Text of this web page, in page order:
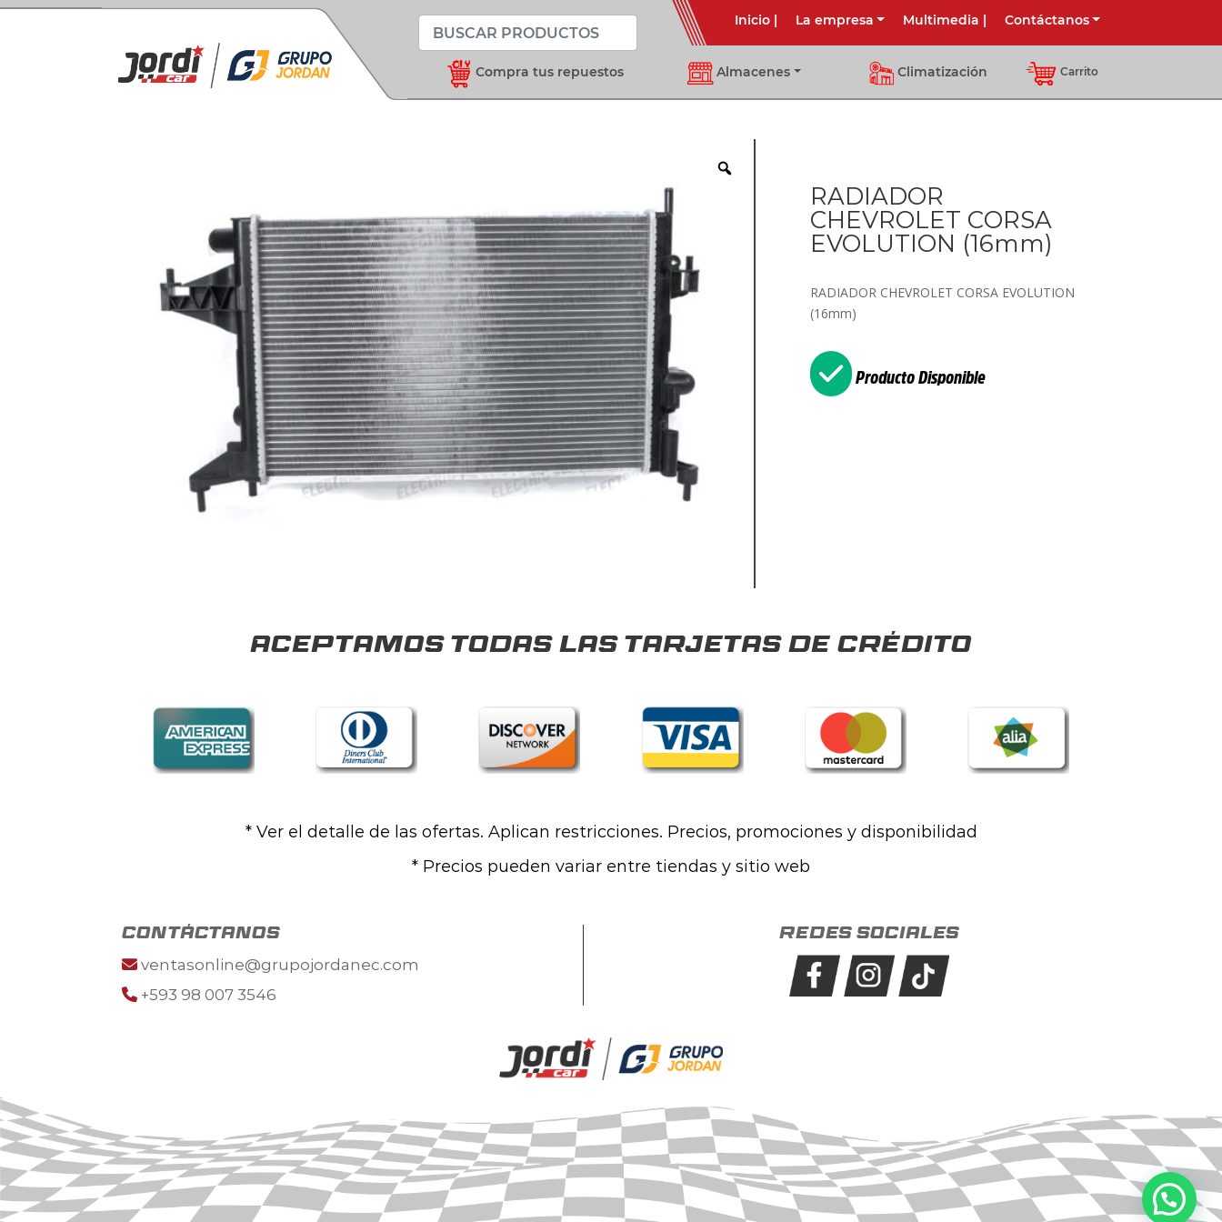
Inicio| La empresa Multimedia | Contáctanos
Compra tus repuestos Almacenes Climatización Carrito
RADIADOR
CHEVROLET CORSA
EVOLUTION (16mm)
RADIADOR CHEVROLET CORSA EVOLUTION
(16mm)
Producto Disponible
Aceptamos todas las tarjetas de crédito
* Ver el detalle de las ofertas. Aplican restricciones. Precios, promociones y disponibilidad
* Precios pueden variar entre tiendas y sitio web
contáctanos
ventasonline@grupojordanec.com
+593 98 007 3546
Redes sociales